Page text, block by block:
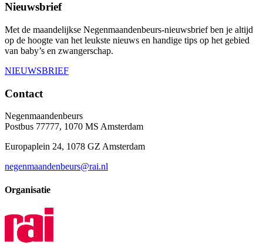
Nieuwsbrief
Met de maandelijkse Negenmaandenbeurs-nieuwsbrief ben je altijd
op de hoogte van het leukste nieuws en handige tips op het gebied
van baby’s en zwangerschap.
NIEUWSBRIEF
Contact
Negenmaandenbeurs
Postbus 77777, 1070 MS Amsterdam
Europaplein 24, 1078 GZ Amsterdam
negenmaandenbeurs@rai.nl
Organisatie